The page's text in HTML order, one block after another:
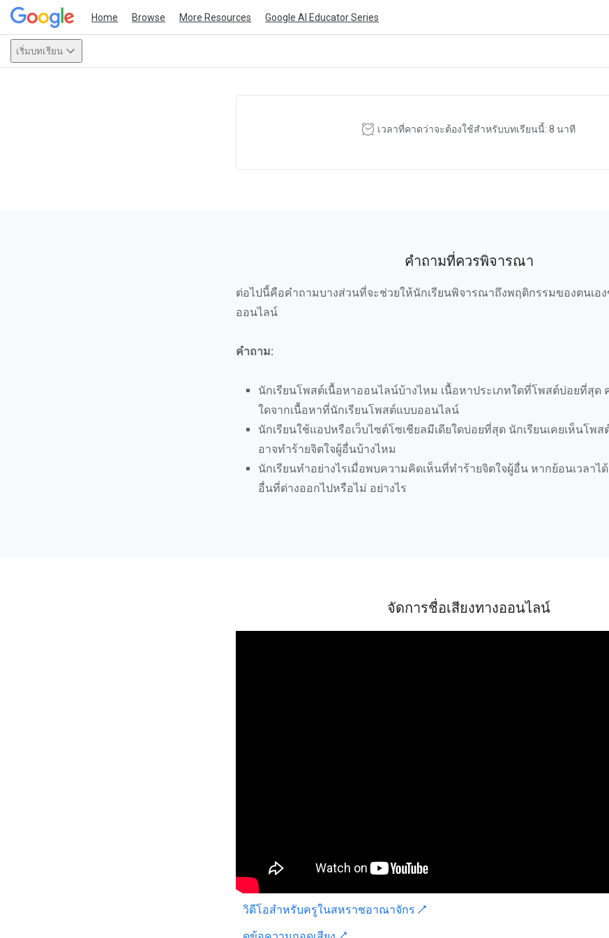
Home Browse More Resources Google AI Educator Series
เริ่มบทเรียน
เวลาที่คาดว่าจะต้องใช้สำหรับบทเรียนนี้: 8 นาที
คำถามที่ควรพิจารณา
ต่อไปนี้คือคำถามบางส่วนที่จะช่วยให้นักเรียนพิจารณาถึงพฤติกรรมของตนเอ
ออนไลน์
คำถาม:
นักเรียนโพสต์เนื้อหาออนไลน์บ้างไหม เนื้อหาประเภทใดที่โพสต์บ่อยที่สุด
ใดจากเนื้อหาที่นักเรียนโพสต์แบบออนไลน์
นักเรียนใช้แอปหรือเว็บไซต์โซเชียลมีเดียใดบ่อยที่สุด นักเรียนเคยเห็นโพ
อาจทำร้ายจิตใจผู้อื่นบ้างไหม
นักเรียนทำอย่างไรเมื่อพบความคิดเห็นที่ทำร้ายจิตใจผู้อื่น หากย้อนเวลาไ
อื่นที่ต่างออกไปหรือไม่ อย่างไร
จัดการชื่อเสียงทางออนไลน์
วิดีโอสำหรับครูในสหราชอาณาจักร ↗